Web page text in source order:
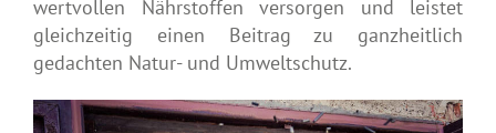
wertvollen Nährstoffen versorgen und leistet
gleichzeitig einen Beitrag zu ganzheitlich
gedachten Natur- und Umweltschutz.